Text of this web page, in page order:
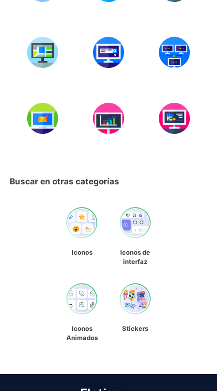
Buscar en otras categorías
Iconos
Iconos de
interfaz
Iconos
Animados
Stickers